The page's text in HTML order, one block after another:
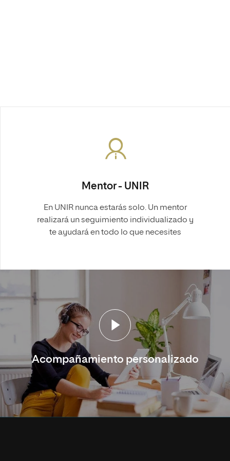
Mentor - UNIR
En UNIR nunca estarás solo. Un mentor
realizará un seguimiento individualizado y
te ayudará en todo lo que necesites
Acompañamiento personalizado